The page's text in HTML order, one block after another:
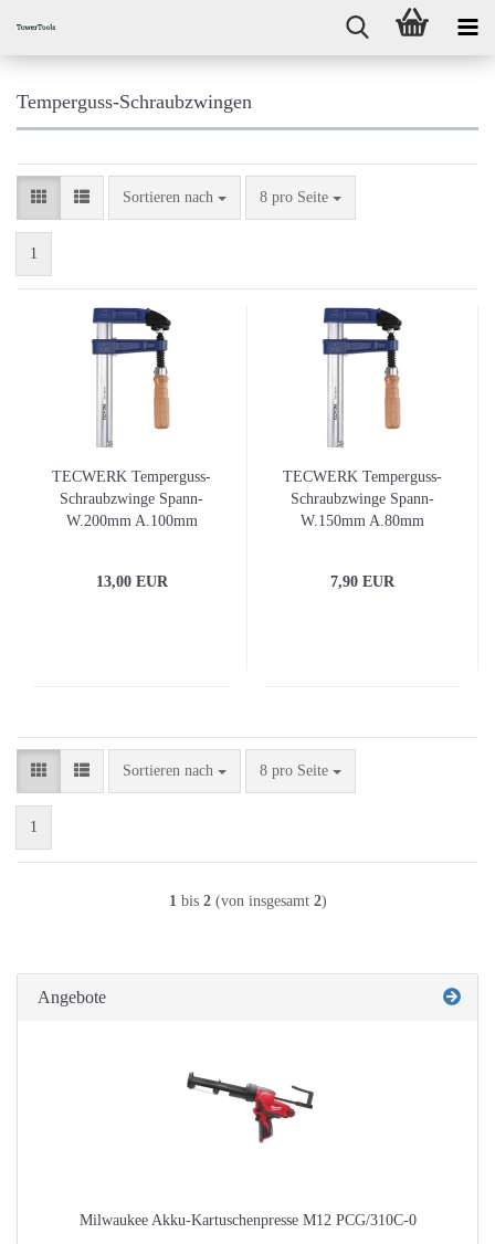
Temperguss-Schraubzwingen
Sortieren nach
Sortieren nach 8 pro Seite
pro Seite
1
TECWERK Temperguss-
Schraubzwinge Spann-
W.200mm A.100mm
13,00 EUR
TECWERK Temperguss-
Schraubzwinge Spann-
W.150mm A.80mm
7,90 EUR
Sortieren nach
Sortieren nach 8 pro Seite
pro Seite
1
1bis 2(von insgesamt 2)
Angebote
Milwaukee Akku-Kartuschenpresse M12 PCG/310C-0